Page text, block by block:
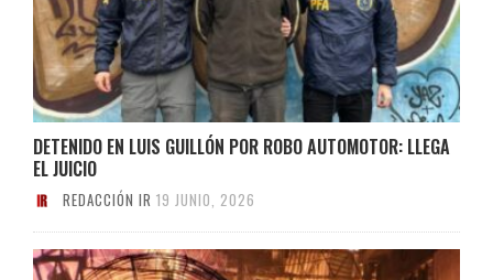
DETENIDO EN LUIS GUILLÓN POR ROBO AUTOMOTOR: LLEGA
EL JUICIO
REDACCIÓN IR 19 JUNIO, 2026